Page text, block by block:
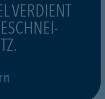
VERDIENT